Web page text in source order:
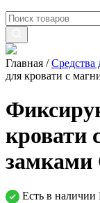
Главная /Средства
для кровати с
кровати
замками
Есть в наличии